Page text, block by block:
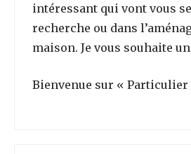
intéressant qui vont vous
recherche ou dans
maison. Je vous souhaite
Bienvenue sur « Particulier